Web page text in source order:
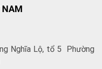
NAM
Nghĩa Lộ, tổ 5 Phường